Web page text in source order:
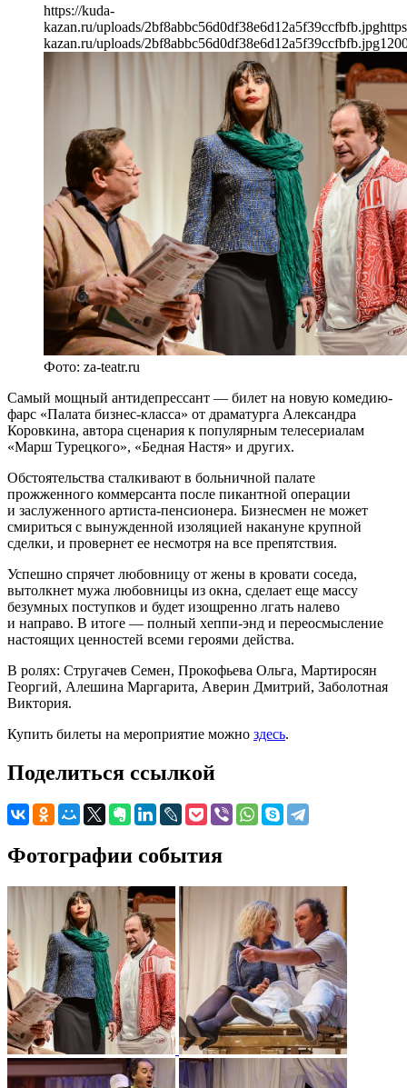
https://kuda-
kazan.ru/uploads/2bf8abbc56d0df38e6d12a5f39ccfbfb.jpg
kazan.ru/uploads/2bf8abbc56d0df38e6d12a5f39ccfbfb.jpg
Фото: za-teatr.ru
Самый мощный антидепрессант — билет на новую комедию-
фарс «Палата бизнес-класса» от драматурга Александра
Коровкина, автора сценария к популярным телесериалам
«Марш Турецкого», «Бедная Настя» и других.
Обстоятельства сталкивают в больничной палате
прожженного коммерсанта после пикантной операции
и заслуженного артиста-пенсионера. Бизнесмен не может
смириться с вынужденной изоляцией накануне крупной
сделки, и провернет ее несмотря на все препятствия.
Успешно спрячет любовницу от жены в кровати соседа,
вытолкнет мужа любовницы из окна, сделает еще массу
безумных поступков и будет изощренно лгать налево
и направо. В итоге — полный хеппи-энд и переосмысление
настоящих ценностей всеми героями действа.
В ролях: Стругачев Семен, Прокофьева Ольга, Мартиросян
Георгий, Алешина Маргарита, Аверин Дмитрий, Заболотная
Виктория.
Купить билеты на мероприятие можно здесь.
Поделиться ссылкой
Фотографии события